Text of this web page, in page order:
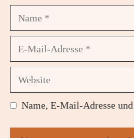
Website
Name, E-Mail-Adresse